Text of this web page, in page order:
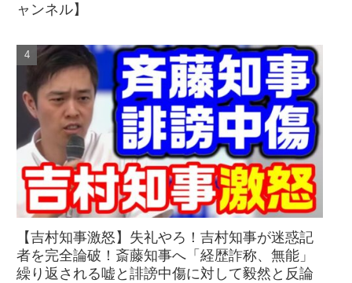
ャンネル】
【吉村知事激怒】失礼やろ！吉村知事が迷惑記
者を完全論破！斎藤知事へ「経歴詐称、無能」
繰り返される嘘と誹謗中傷に対して毅然と反論